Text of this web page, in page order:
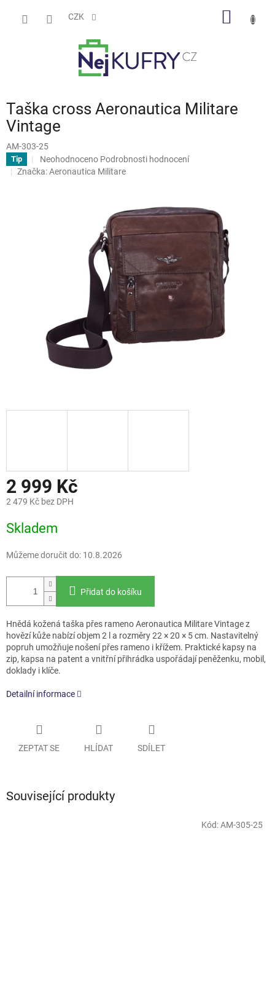
CZK
Taška cross Aeronautica Militare
Vintage
AM-303-25
Tip
Průměrné
hodnocení
Neohodnoceno Podrobnosti hodnocení
Značka:Aeronautica Militare
2 999 Kč
2 479 Kč bez DPH
cena:
Skladem
Můžeme doručit do: 10.8.2026
Přidat do košíku
Hnědá kožená taška přes rameno Aeronautica Militare Vintage z
hovězí kůže nabízí objem 2 l a rozměry 22 × 20 × 5 cm. Nastavitelný
popruh umožňuje nošení přes rameno i křížem. Praktické kapsy na
zip, kapsa na patent a vnitřní přihrádka uspořádají peněženku, mobil,
doklady i klíče.
Detailní informace
ZEPTAT SE HLÍDAT SDÍLET
Související produkty
Kód:AM-305-25